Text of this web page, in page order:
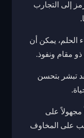
إلى التجارب
الحلم، يمكن أن
مقام ونفوذ.
تبشر بتحسن
على
على المخاوف